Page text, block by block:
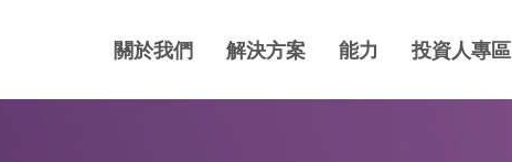
關於我們 解決方案 能力 投資人專區